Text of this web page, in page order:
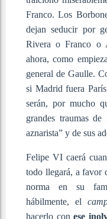
Franco. Los
dejan seducir por
Rivera o Franco
ahora, como
general de Gaulle.
si Madrid fuera
serán, por mucho
grandes traumas de
aznarista” y de sus
Felipe VI caerá
todo llegará, a favor
norma en su
hábilmente, el
hacerlo conese